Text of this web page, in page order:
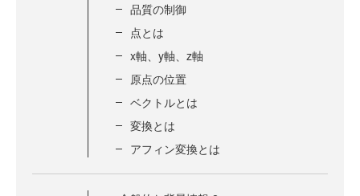
品質の制御
点とは
x軸、y軸、z軸
原点の位置
ベクトルとは
変換とは
アフィン変換とは